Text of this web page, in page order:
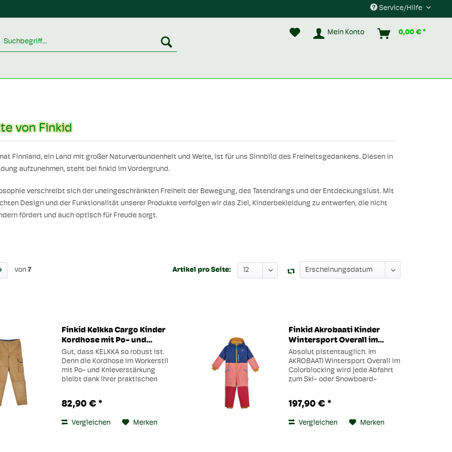
Service/Hilfe
Mein Konto 0,00 € *
von Finkid
Finnland, ein Land mit großer Naturverbundenheit und Weite, ist für uns Sinnbild des Freiheitsgedankens. Diesen in
aufzunehmen, steht bei finkid im Vordergrund.
verschreibt sich der uneingeschränkten Freiheit der Bewegung, des Tatendrangs und der Entdeckungslust. Mit
Design und der Funktionalität unserer Produkte verfolgen wir das Ziel, Kinderbekleidung zu entwerfen, die nicht
fördert und auch optisch für Freude sorgt.
von 7 Artikel pro Seite:
Finkid Kelkka Cargo Kinder
Kordhose mit Po- und...
Gut, dass KELKKA so robust ist.
Denn die Kordhose im Workerstil
mit Po- und Knieverstärkung
bleibt dank ihrer praktischen
treue Begleiterin. Die Hose mit
den großen aufgesetzten
82,90 € *
Vergleichen Merken
Finkid Akrobaati Kinder
Wintersport Overall im...
Absolut pistentauglich. Im
AKROBAATI Wintersport Overall im
Colorblocking wird jede Abfahrt
zum Ski- oder Snowboard-
Material schützt dabei vor Wind
und Schnee, die Po und
einen...
197,90 € *
Vergleichen Merken